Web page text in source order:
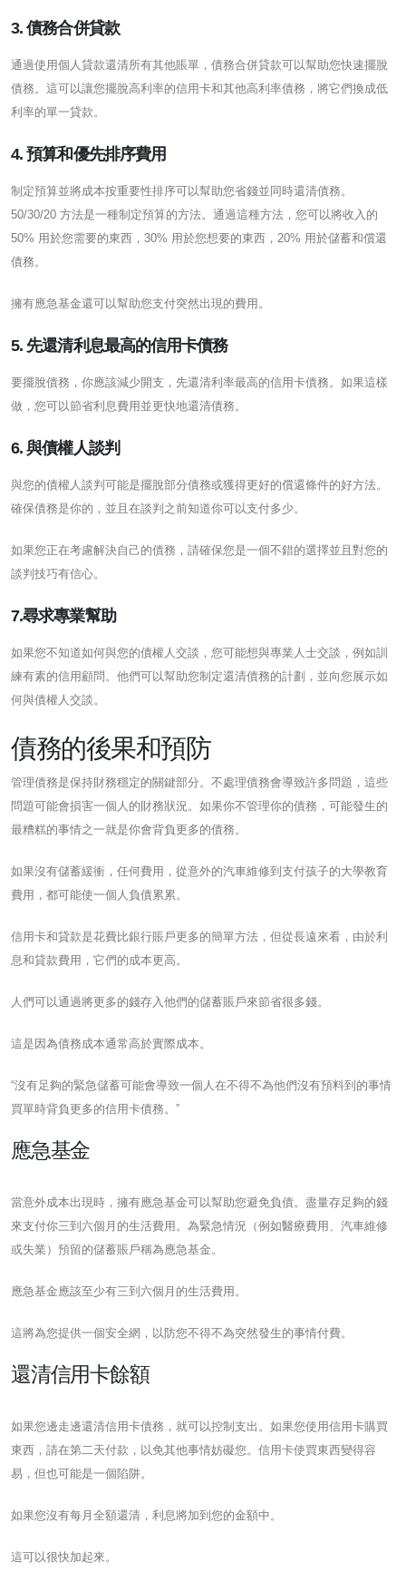
3. 債務合併貸款
通過使用個人貸款還清所有其他賬單，債務合併貸款可以幫助您快速擺脫
債務。這可以讓您擺脫高利率的信用卡和其他高利率債務，將它們換成低
利率的單一貸款。
4. 預算和優先排序費用
制定預算並將成本按重要性排序可以幫助您省錢並同時還清債務。
50/30/20 方法是一種制定預算的方法。通過這種方法，您可以將收入的
50% 用於您需要的東西，30% 用於您想要的東西，20% 用於儲蓄和償還
債務。
擁有應急基金還可以幫助您支付突然出現的費用。
5. 先還清利息最高的信用卡債務
要擺脫債務，你應該減少開支，先還清利率最高的信用卡債務。如果這樣
做，您可以節省利息費用並更快地還清債務。
6. 與債權人談判
與您的債權人談判可能是擺脫部分債務或獲得更好的償還條件的好方法。
確保債務是你的，並且在談判之前知道你可以支付多少。
如果您正在考慮解決自己的債務，請確保您是一個不錯的選擇並且對您的
談判技巧有信心。
7.尋求專業幫助
如果您不知道如何與您的債權人交談，您可能想與專業人士交談，例如訓
練有素的信用顧問。他們可以幫助您制定還清債務的計劃，並向您展示如
何與債權人交談。
債務的後果和預防
管理債務是保持財務穩定的關鍵部分。不處理債務會導致許多問題，這些
問題可能會損害一個人的財務狀況。如果你不管理你的債務，可能發生的
最糟糕的事情之一就是你會背負更多的債務。
如果沒有儲蓄緩衝，任何費用，從意外的汽車維修到支付孩子的大學教育
費用，都可能使一個人負債累累。
信用卡和貸款是花費比銀行賬戶更多的簡單方法，但從長遠來看，由於利
息和貸款費用，它們的成本更高。
人們可以通過將更多的錢存入他們的儲蓄賬戶來節省很多錢。
這是因為債務成本通常高於實際成本。
“沒有足夠的緊急儲蓄可能會導致一個人在不得不為他們沒有預料到的事情
買單時背負更多的信用卡債務。”
應急基金
當意外成本出現時，擁有應急基金可以幫助您避免負債。盡量存足夠的錢
來支付你三到六個月的生活費用。為緊急情況（例如醫療費用、汽車維修
或失業）預留的儲蓄賬戶稱為應急基金。
應急基金應該至少有三到六個月的生活費用。
這將為您提供一個安全網，以防您不得不為突然發生的事情付費。
還清信用卡餘額
如果您邊走邊還清信用卡債務，就可以控制支出。如果您使用信用卡購買
東西，請在第二天付款，以免其他事情妨礙您。信用卡使買東西變得容
易，但也可能是一個陷阱。
如果您沒有每月全額還清，利息將加到您的金額中。
這可以很快加起來。